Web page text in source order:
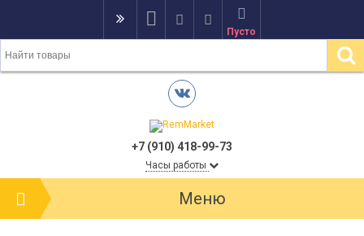
Пусто
+7 (910) 418-99-73
Часы работы
Меню